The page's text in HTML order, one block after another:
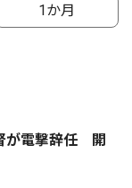
1か月
が電撃辞任 開